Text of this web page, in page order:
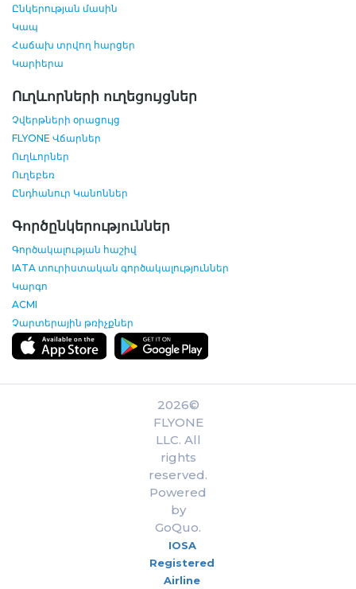
Ընկերության մասին
Կապ
Հաճախ տրվող հարցեր
Կարիերա
Ուղևորների ուղեցույցներ
Չվերթների օրացույց
FLYONE Վճարներ
Ուղևորներ
Ուղեբեռ
Ընդհանուր Կանոններ
Գործընկերություններ
Գործակալության հաշիվ
IATA տուրիստական գործակալություններ
Կարգո
ACMI
Չարտերային թռիչքներ
2026©
FLYONE
LLC. All
rights
reserved.
Powered
by
GoQuo.
IOSA
Registered
Airline